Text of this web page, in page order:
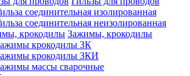
соединительная изолированная
соединительная неизолированная
Зажимы, крокодилы
крокодилы ЗК
крокодилы ЗКИ
массы сварочные